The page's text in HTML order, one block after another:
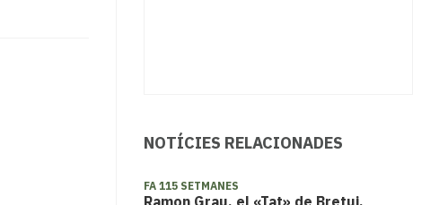
NOTÍCIES RELACIONADES
FA 115 SETMANES